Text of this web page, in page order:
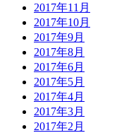
2017年11月
2017年10月
2017年9月
2017年8月
2017年6月
2017年5月
2017年4月
2017年3月
2017年2月